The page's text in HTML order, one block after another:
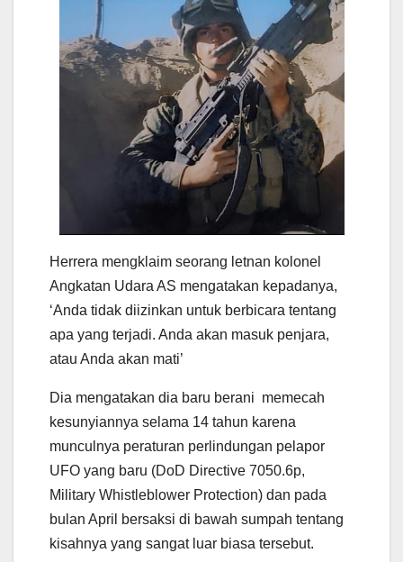
Herrera mengklaim seorang letnan kolonel
Angkatan Udara AS mengatakan kepadanya,
‘Anda tidak diizinkan untuk berbicara tentang
apa yang terjadi. Anda akan masuk penjara,
atau Anda akan mati’
Dia mengatakan dia baru berani memecah
kesunyiannya selama 14 tahun karena
munculnya peraturan perlindungan pelapor
UFO yang baru (DoD Directive 7050.6p,
Military Whistleblower Protection) dan pada
bulan April bersaksi di bawah sumpah tentang
kisahnya yang sangat luar biasa tersebut.